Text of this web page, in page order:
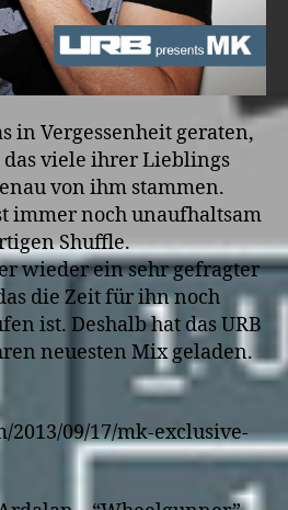
in Vergessenheit geraten,
viele ihrer Lieblings
von ihm stammen.
immer noch unaufhaltsam
Shuffle.
wieder ein sehr gefragter
die Zeit für ihn noch
ist. Deshalb hat das URB
neuesten Mix geladen.
09/17/mk-exclusive-